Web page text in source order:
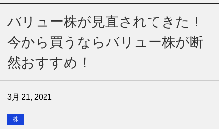
バリュー株が見直されてきた！
今から買うならバリュー株が断
然おすすめ！
3月 21, 2021
株